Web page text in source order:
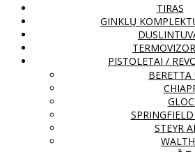
TIRAS
GINKLŲ
PISTOLETAI /
BERETTA
STEYR